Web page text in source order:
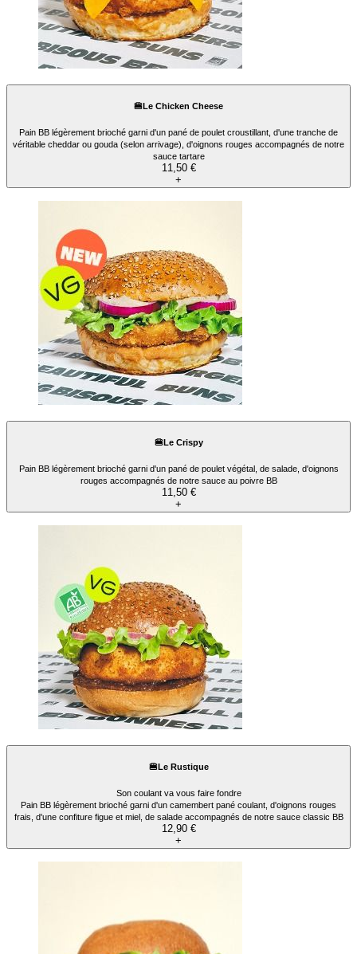
🍔Le Chicken Cheese
Pain BB légèrement brioché garni d'un pané de poulet croustillant, d'une tranche de
véritable cheddar ou gouda (selon arrivage), d'oignons rouges accompagnés de notre
sauce tartare
11,50 €
+
🍔Le Crispy
Pain BB légèrement brioché garni d'un pané de poulet végétal, de salade, d'oignons
rouges accompagnés de notre sauce au poivre BB
11,50 €
+
🍔Le Rustique
Son coulant va vous faire fondre
Pain BB légèrement brioché garni d'un camembert pané coulant, d'oignons rouges
frais, d'une confiture figue et miel, de salade accompagnés de notre sauce classic BB
12,90 €
+